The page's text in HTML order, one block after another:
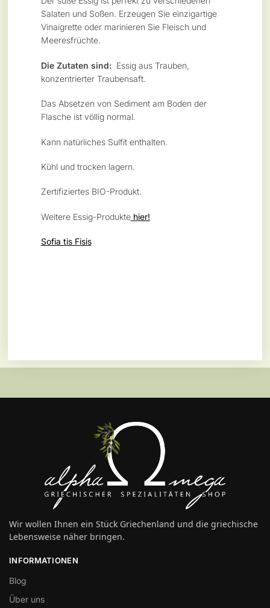
Salaten und Soßen. Erzeugen Sie einzigartige
Vinaigrette oder marinieren Sie Fleisch und
Meeresfrüchte.
Die Zutaten sind: Essig aus Trauben,
konzentrierter Traubensaft.
Das Absetzen von Sediment am Boden der
Flasche ist völlig normal.
Kann natürliches Sulfit enthalten.
Kühl und trocken lagern.
Zertifiziertes BIO-Produkt.
Weitere Essig-Produktehier!
Sofia tis Fisis
Wir wollen Ihnen ein Stück Griechenland und die griechische
Lebensweise näher bringen.
INFORMATIONEN
Blog
Über uns